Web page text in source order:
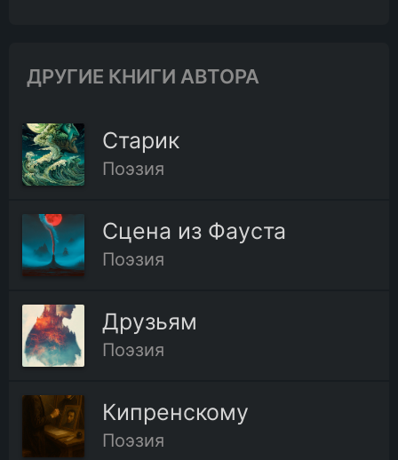
ДРУГИЕ КНИГИ АВТОРА
Старик
Поэзия
Сцена из Фауста
Поэзия
Друзьям
Поэзия
Кипренскому
Поэзия